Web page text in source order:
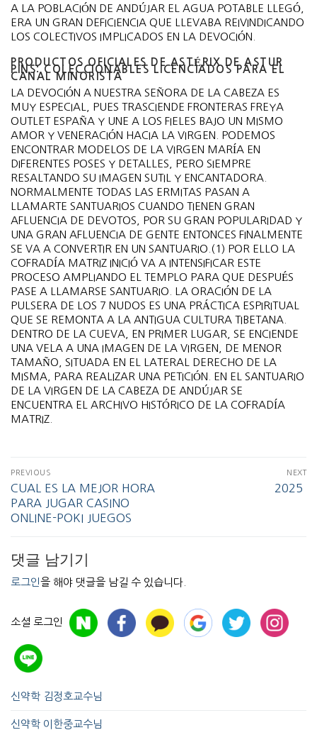
A LA POBLACIÓN DE ANDÚJAR EL AGUA POTABLE LLEGÓ,
ERA UN GRAN DEFICIENCIA QUE LLEVABA REIVINDICANDO
LOS COLECTIVOS IMPLICADOS EN LA DEVOCIÓN.
PRODUCTOS OFICIALES DE ASTÉRIX DE ASTUR
PINS: COLECCIONABLES LICENCIADOS PARA EL
CANAL MINORISTA
LA DEVOCIÓN A NUESTRA SEÑORA DE LA CABEZA ES
MUY ESPECIAL, PUES TRASCIENDE FRONTERAS FREYA
OUTLET ESPAÑA Y UNE A LOS FIELES BAJO UN MISMO
AMOR Y VENERACIÓN HACIA LA VIRGEN. PODEMOS
ENCONTRAR MODELOS DE LA VIRGEN MARÍA EN
DIFERENTES POSES Y DETALLES, PERO SIEMPRE
RESALTANDO SU IMAGEN SUTIL Y ENCANTADORA.
NORMALMENTE TODAS LAS ERMITAS PASAN A
LLAMARTE SANTUARIOS CUANDO TIENEN GRAN
AFLUENCIA DE DEVOTOS, POR SU GRAN POPULARIDAD Y
UNA GRAN AFLUENCIA DE GENTE ENTONCES FINALMENTE
SE VA A CONVERTIR EN UN SANTUARIO.(1) POR ELLO LA
COFRADÍA MATRIZ INICIÓ VA A INTENSIFICAR ESTE
PROCESO AMPLIANDO EL TEMPLO PARA QUE DESPUÉS
PASE A LLAMARSE SANTUARIO. LA ORACIÓN DE LA
PULSERA DE LOS 7 NUDOS ES UNA PRÁCTICA ESPIRITUAL
QUE SE REMONTA A LA ANTIGUA CULTURA TIBETANA.
DENTRO DE LA CUEVA, EN PRIMER LUGAR, SE ENCIENDE
UNA VELA A UNA IMAGEN DE LA VIRGEN, DE MENOR
TAMAÑO, SITUADA EN EL LATERAL DERECHO DE LA
MISMA, PARA REALIZAR UNA PETICIÓN. EN EL SANTUARIO
DE LA VIRGEN DE LA CABEZA DE ANDÚJAR SE
ENCUENTRA EL ARCHIVO HISTÓRICO DE LA COFRADÍA
MATRIZ.
PREVIOUS
CUAL ES LA MEJOR HORA
PARA JUGAR CASINO
ONLINE-POKI JUEGOS
NEXT
2025 ️
댓글 남기기
로그인을 해야 댓글을 남길 수 있습니다.
소셜 로그인
신약학 김정호교수님
신약학 이한중교수님